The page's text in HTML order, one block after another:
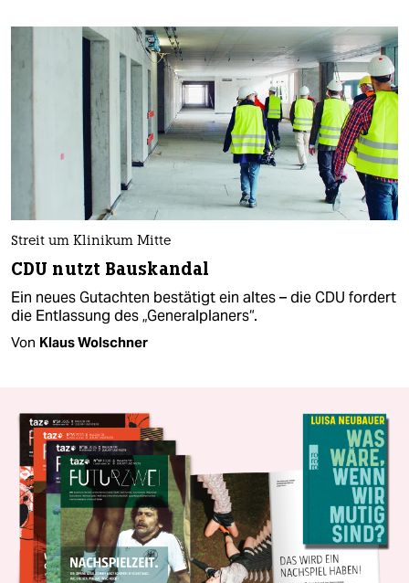
Streit um Klinikum Mitte
CDU nutzt Bauskandal
Ein neues Gutachten bestätigt ein altes – die CDU fordert
die Entlassung des „Generalplaners“.
Von Klaus Wolschner